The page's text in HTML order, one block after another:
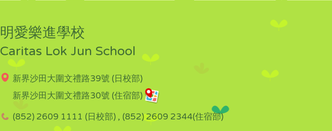
明愛樂進學校
Caritas Lok Jun School
新界沙田大圍文禮路39號 (日校部)
新界沙田大圍文禮路30號 (住宿部)
(852) 2609 1111 (日校部) , (852) 2609 2344(住宿部)